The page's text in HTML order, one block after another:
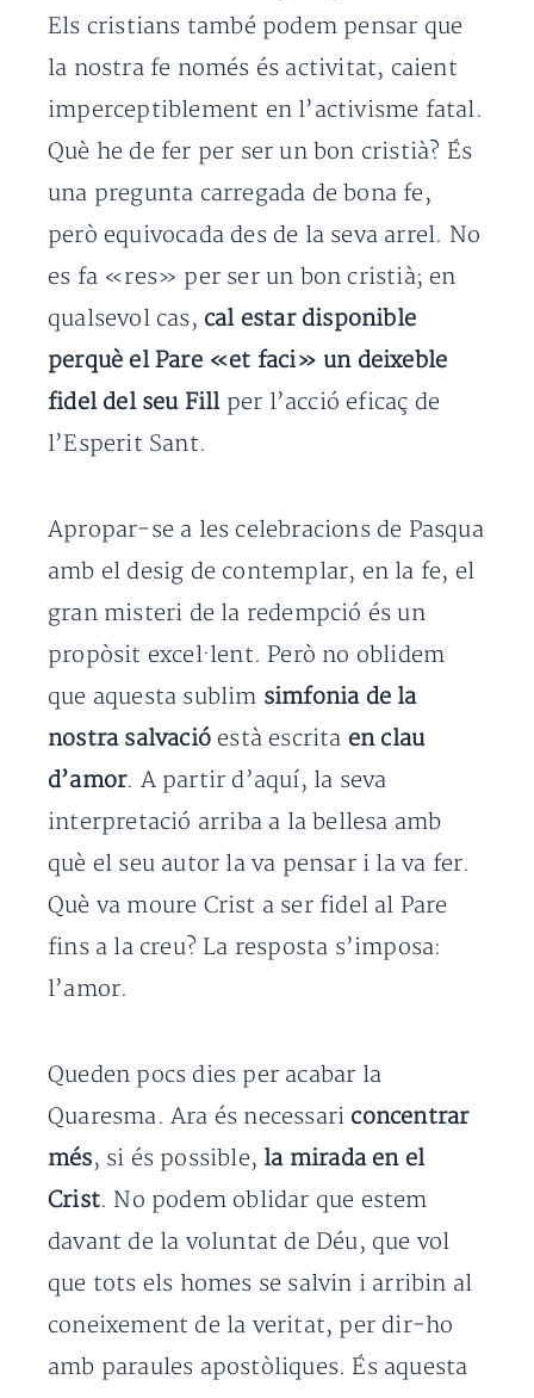
Els cristians també podem pensar que
la nostra fe només és activitat, caient
imperceptiblement en l’activisme fatal.
Què he de fer per ser un bon cristià? És
una pregunta carregada de bona fe,
però equivocada des de la seva arrel. No
es fa «res» per ser un bon cristià; en
qualsevol cas, cal estar disponible
perquè el Pare «et faci» un deixeble
fidel del seu Fillper l’acció eficaç de
l’Esperit Sant.
Apropar-se a les celebracions de Pasqua
amb el desig de contemplar, en la fe, el
gran misteri de la redempció és un
propòsit excel·lent. Però no oblidem
que aquesta sublim simfonia de la
nostra salvació està escrita en clau
d’amor. A partir d’aquí, la seva
interpretació arriba a la bellesa amb
què el seu autor la va pensar i la va fer.
Què va moure Crist a ser fidel al Pare
fins a la creu? La resposta s’imposa:
l’amor.
Queden pocs dies per acabar la
Quaresma. Ara és necessari concentrar
més, si és possible, la mirada en el
Crist. No podem oblidar que estem
davant de la voluntat de Déu, que vol
que tots els homes se salvin i arribin al
coneixement de la veritat, per dir-ho
amb paraules apostòliques. És aquesta